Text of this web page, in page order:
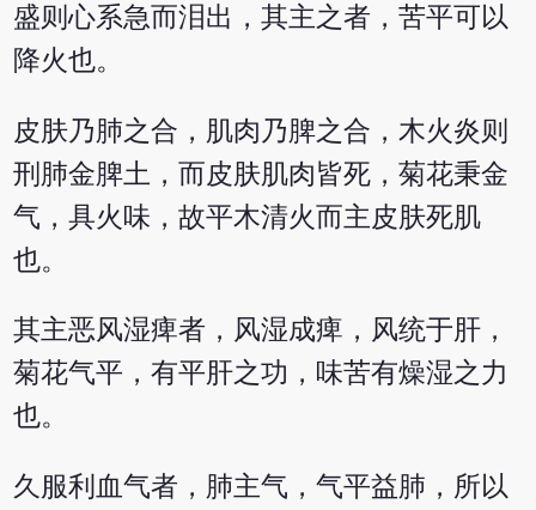
盛则心系急而泪出，其主之者，苦平可以
降火也。
皮肤乃肺之合，肌肉乃脾之合，木火炎则
刑肺金脾土，而皮肤肌肉皆死，菊花秉金
气，具火味，故平木清火而主皮肤死肌
也。
其主恶风湿痺者，风湿成痺，风统于肝，
菊花气平，有平肝之功，味苦有燥湿之力
也。
久服利血气者，肺主气，气平益肺，所以